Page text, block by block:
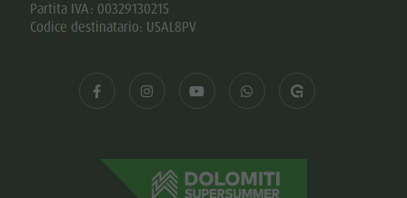
Partita IVA: 00329130215
Codice destinatario: USAL8PV